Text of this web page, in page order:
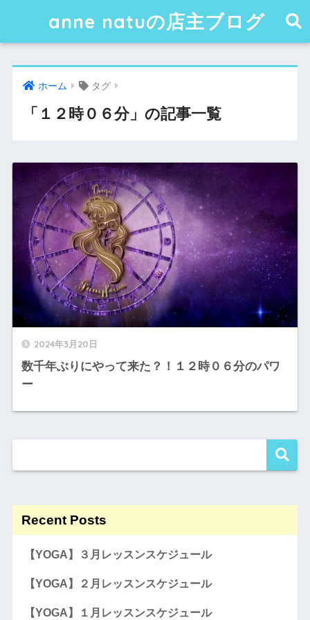
anne natuの店主ブログ
ホーム タグ
「１２時０６分」の記事一覧
2024年3月20日
数千年ぶりにやって来た？！１２時０６分のパワ
ー
Recent Posts
【YOGA】３月レッスンスケジュール
【YOGA】２月レッスンスケジュール
【YOGA】１月レッスンスケジュール